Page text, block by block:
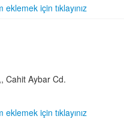
eklemek için tıklayınız
,, Cahit Aybar Cd.
eklemek için tıklayınız